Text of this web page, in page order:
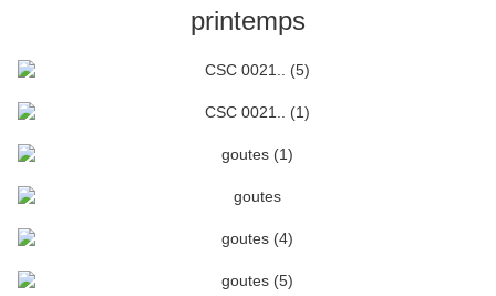
printemps